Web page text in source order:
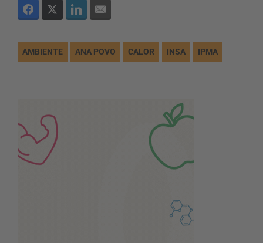
AMBIENTE ANA POVO CALOR INSA IPMA